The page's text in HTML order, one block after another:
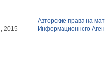
2015
Авторские права на
Информационного